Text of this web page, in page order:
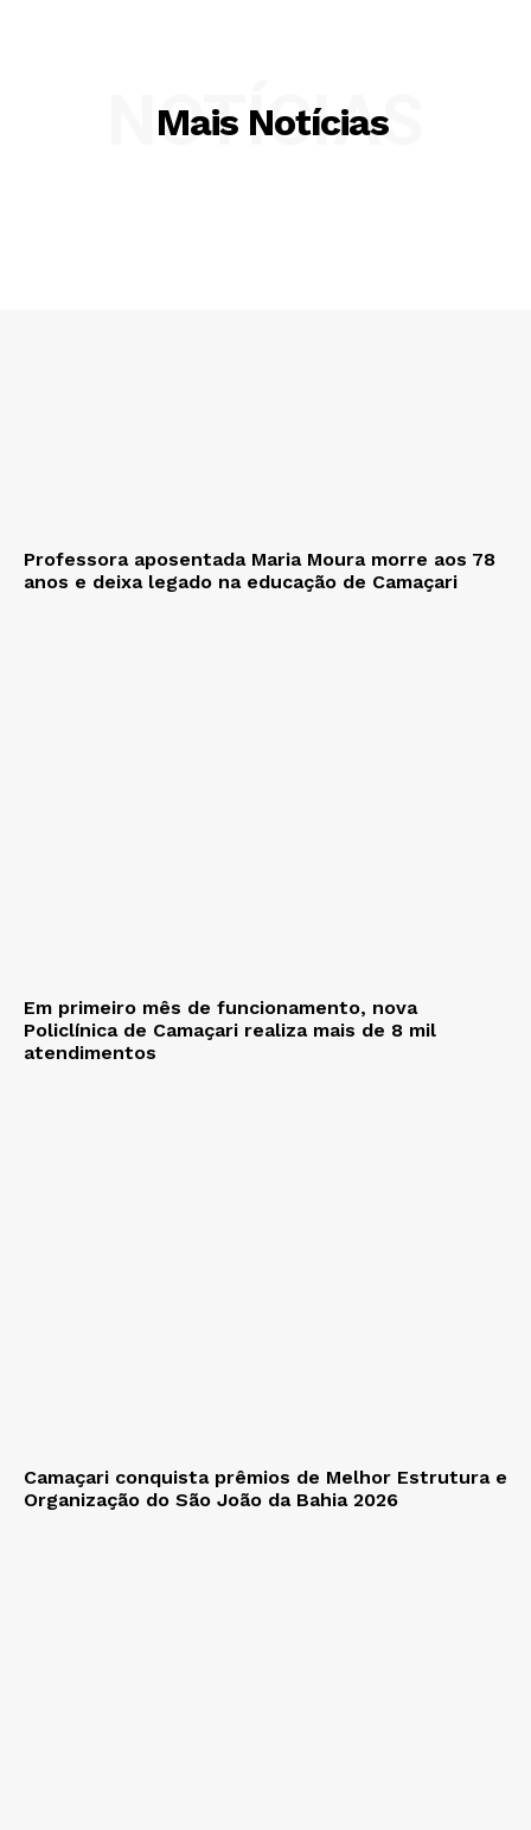
Mais Notícias
NOTÍCIAS
Professora aposentada Maria Moura morre aos 78
anos e deixa legado na educação de Camaçari
Em primeiro mês de funcionamento, nova
Policlínica de Camaçari realiza mais de 8 mil
atendimentos
Camaçari conquista prêmios de Melhor Estrutura e
Organização do São João da Bahia 2026